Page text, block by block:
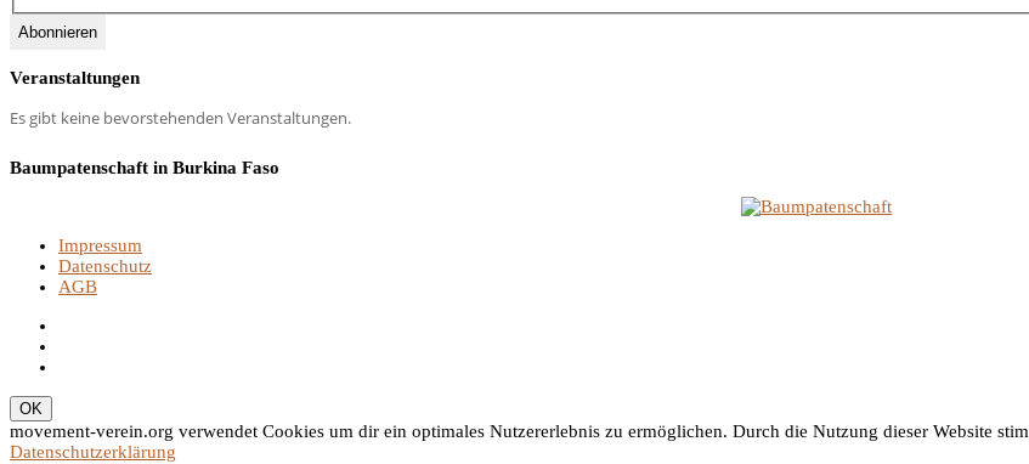
Veranstaltungen
Es gibt keine bevorstehenden Veranstaltungen.
Baumpatenschaft in Burkina Faso
Impressum
Datenschutz
AGB
movement-verein.org verwendet Cookies um dir ein optimales Nutzererlebnis zu ermöglichen. Durch die Nutzung dieser Website
Datenschutzerklärung